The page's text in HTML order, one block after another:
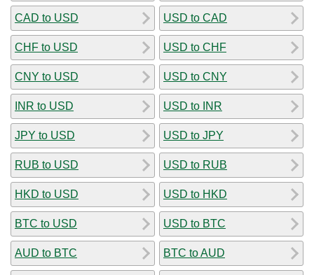
CAD to USD
CHF to USD
CNY to USD
INR to USD
JPY to USD
RUB to USD
HKD to USD
BTC to USD
AUD to BTC
USD to CAD
USD to CHF
USD to CNY
USD to INR
USD to JPY
USD to RUB
USD to HKD
USD to BTC
BTC to AUD